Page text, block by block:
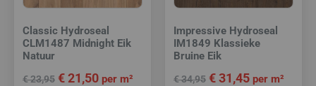
Classic Hydroseal
CLM1487 Midnight Eik
Natuur
€23,95 €21,50 per m²
Impressive Hydroseal
IM1849 Klassieke
Bruine Eik
€34,95 €31,45 per m²